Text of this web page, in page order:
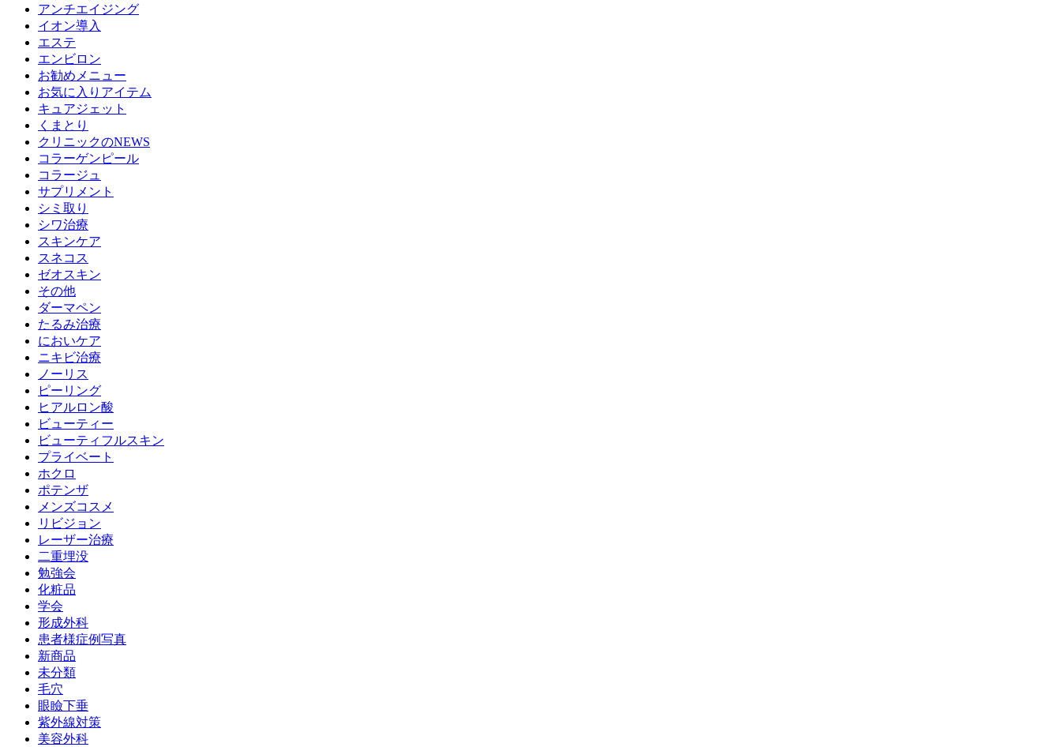
アンチエイジング
イオン導入
エステ
エンビロン
お勧めメニュー
お気に入りアイテム
キュアジェット
くまとり
クリニックのNEWS
コラーゲンピール
コラージュ
サプリメント
シミ取り
シワ治療
スキンケア
スネコス
ゼオスキン
その他
ダーマペン
たるみ治療
においケア
ニキビ治療
ノーリス
ピーリング
ヒアルロン酸
ビューティー
ビューティフルスキン
プライベート
ホクロ
ポテンザ
メンズコスメ
リビジョン
レーザー治療
二重埋没
勉強会
化粧品
学会
形成外科
患者様症例写真
新商品
未分類
毛穴
眼瞼下垂
紫外線対策
美容外科